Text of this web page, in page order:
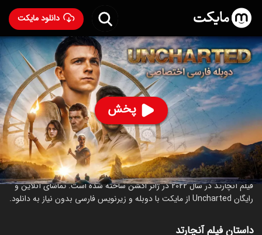
دانلود مایکت
پخش
فیلم آنچارتد با دوبله فارسی- Uncharted 2022
۲,۱۰۶ 96% ۶.۳
ساخت آمریکا سال 2022
رده سنی ۱۳+
اکشن
ماجراجویی
درباره فیلم آنچارتد
فیلم آنچارتد در سال 2022 در ژانر اکشن ساخته شده است. تماشای آنلاین و
رایگان Uncharted از مایکت با دوبله و زیرنویس فارسی بدون نیاز به دانلود.
داستان فیلم آنچارتد